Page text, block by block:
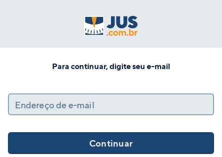
Para continuar, digite seu e-mail
Endereço de e-mail
Continuar